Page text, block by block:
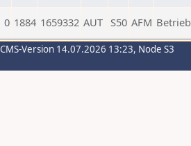
0 1884 1659332 AUT S50 AFM Betrieb
Version 14.07.2026 13:23, Node S3